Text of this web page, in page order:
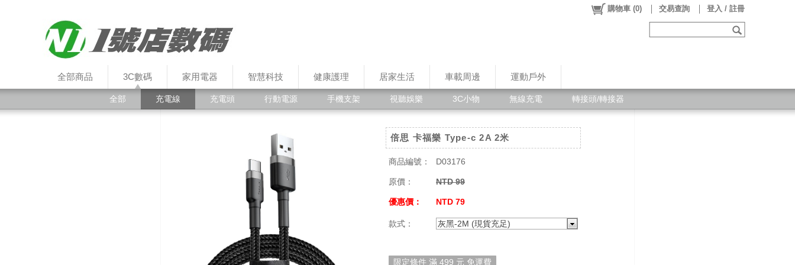
全部商品 3C數碼 家用電器 智慧科技 健康護理 居家生活 車載周邊 運動戶外
購物車 (0) 交易查詢 登入 / 註冊
全部 充電線 充電頭 行動電源 手機支架 視聽娛樂 3C小物 無線充電 轉接頭/轉接器
倍思 卡福樂 Type-c 2A 2米
商品編號： D03176
原價： NTD 99
優惠價： NTD 79
款式： 灰黑-2M (現貨充足)
限定條件 滿 499 元 免運費